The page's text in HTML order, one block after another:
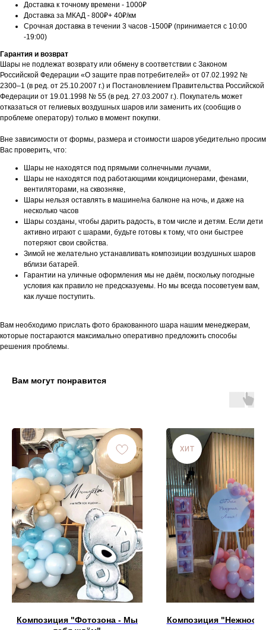
Доставка к точному времени - 1000₽
Доставка за МКАД - 800₽+ 40₽/км
Срочная доставка в течении 3 часов -1500₽ (принимается с 10:00
-19:00)
Гарантия и возврат
Шары не подлежат возврату или обмену в соответствии с Законом
Российской Федерации «О защите прав потребителей» от 07.02.1992 №
2300–1 (в ред. от 25.10.2007 г.) и Постановлением Правительства Российской
Федерации от 19.01.1998 № 55 (в ред. 27.03.2007 г.). Покупатель может
отказаться от гелиевых воздушных шаров или заменить их (сообщив о
проблеме оператору) только в момент покупки.
Вне зависимости от формы, размера и стоимости шаров убедительно просим
Вас проверить, что:
Шары не находятся под прямыми солнечными лучами,
Шары не находятся под работающими кондиционерами, фенами,
вентиляторами, на сквозняке,
Шары нельзя оставлять в машине/на балконе на ночь, и даже на
несколько часов
Шары созданы, чтобы дарить радость, в том числе и детям. Если дети
активно играют с шарами, будьте готовы к тому, что они быстрее
потеряют свои свойства.
Зимой не желательно устанавливать композиции воздушных шаров
вблизи батарей.
Гарантии на уличные оформления мы не даём, поскольку погодные
условия как правило не предсказуемы. Но мы всегда посоветуем вам,
как лучше поступить.
Вам необходимо прислать фото бракованного шара нашим менеджерам,
которые постараются максимально оперативно предложить способы
решения проблемы.
Вам могут понравится
Композиция "Фотозона - Мы
ХИТ
Композиция